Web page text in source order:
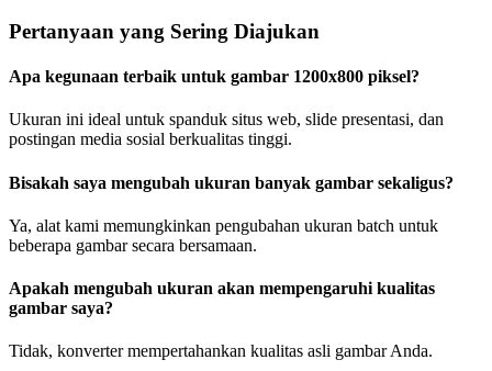
Pertanyaan yang Sering Diajukan
Apa kegunaan terbaik untuk gambar 1200x800 piksel?
Ukuran ini ideal untuk spanduk situs web, slide presentasi, dan
postingan media sosial berkualitas tinggi.
Bisakah saya mengubah ukuran banyak gambar sekaligus?
Ya, alat kami memungkinkan pengubahan ukuran batch untuk
beberapa gambar secara bersamaan.
Apakah mengubah ukuran akan mempengaruhi kualitas
gambar saya?
Tidak, konverter mempertahankan kualitas asli gambar Anda.